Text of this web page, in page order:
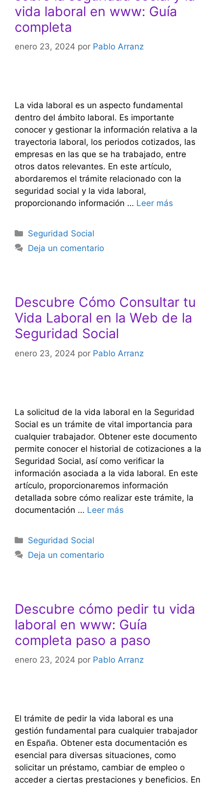
vida laboral en www: Guía
completa
enero 23, 2024 por Pablo Arranz
La vida laboral es un aspecto fundamental
dentro del ámbito laboral. Es importante
conocer y gestionar la información relativa a la
trayectoria laboral, los periodos cotizados, las
empresas en las que se ha trabajado, entre
otros datos relevantes. En este artículo,
abordaremos el trámite relacionado con la
seguridad social y la vida laboral,
proporcionando información … Leer más
Categorías
Seguridad Social
Deja un comentario
Descubre Cómo Consultar tu
Vida Laboral en la Web de la
Seguridad Social
enero 23, 2024 por Pablo Arranz
La solicitud de la vida laboral en la Seguridad
Social es un trámite de vital importancia para
cualquier trabajador. Obtener este documento
permite conocer el historial de cotizaciones a la
Seguridad Social, así como verificar la
información asociada a la vida laboral. En este
artículo, proporcionaremos información
detallada sobre cómo realizar este trámite, la
documentación … Leer más
Categorías
Seguridad Social
Deja un comentario
Descubre cómo pedir tu vida
laboral en www: Guía
completa paso a paso
enero 23, 2024 por Pablo Arranz
El trámite de pedir la vida laboral es una
gestión fundamental para cualquier trabajador
en España. Obtener esta documentación es
esencial para diversas situaciones, como
solicitar un préstamo, cambiar de empleo o
acceder a ciertas prestaciones y beneficios. En